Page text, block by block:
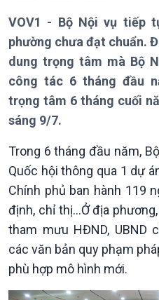
Giới thiệu
VOV1 - Bộ Nội vụ tiếp
phường chưa đạt chuẩn.
dung trọng tâm mà Bộ
công tác 6 tháng đầu
trọng tâm 6 tháng cuối
sáng 9/7.
Trong 6 tháng đầu năm,
Quốc hội thông qua 1 dự
Chính phủ ban hành 119
định, chỉ thị…Ở địa
tham mưu HĐND, UBND
các văn bản quy phạm
phù hợp mô hình mới.